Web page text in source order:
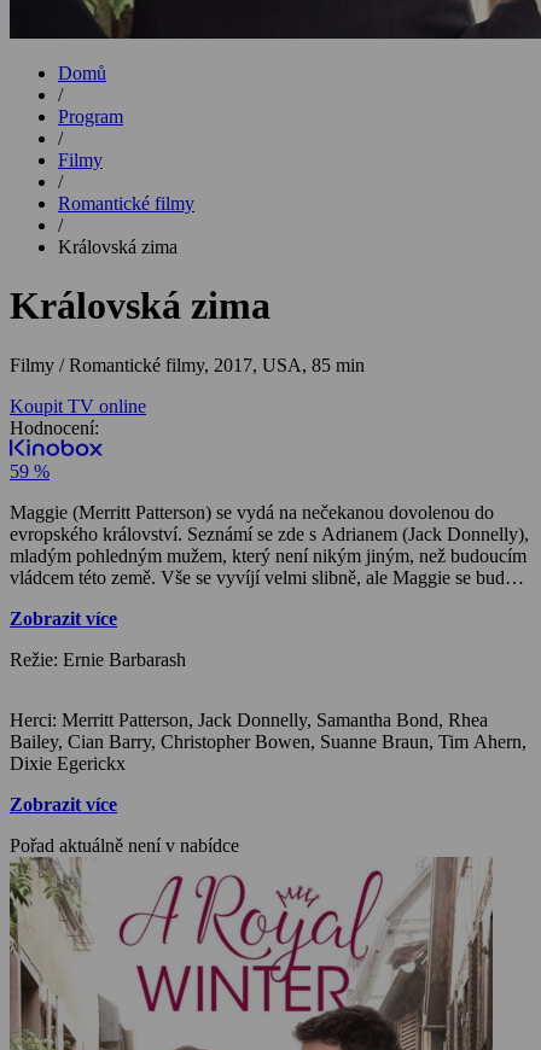
Domů
/
Program
/
Filmy
/
Romantické filmy
/
Královská zima
Královská zima
Filmy / Romantické filmy, 2017, USA, 85 min
Koupit TV online
Hodnocení:
59 %
Maggie (Merritt Patterson) se vydá na nečekanou dovolenou do
evropského království. Seznámí se zde s Adrianem (Jack Donnelly),
mladým pohledným mužem, který není nikým jiným, než budoucím
vládcem této země. Vše se vyvíjí velmi slibně, ale Maggie se bude
se bude muset rozhodnout, zda dát přednost princi, nebo nabídce
Zobrazit více
Režie: Ernie Barbarash
Herci: Merritt Patterson, Jack Donnelly, Samantha Bond, Rhea
Bailey, Cian Barry, Christopher Bowen, Suanne Braun, Tim Ahern,
Dixie Egerickx
Zobrazit více
Pořad aktuálně není v nabídce